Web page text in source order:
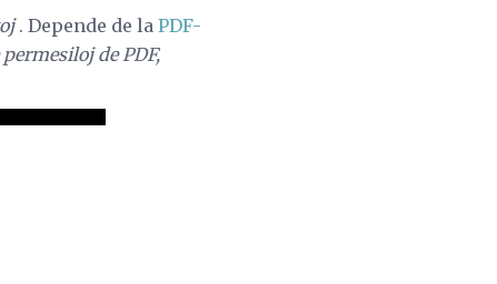
. Depende de la PDF-
de PDF,